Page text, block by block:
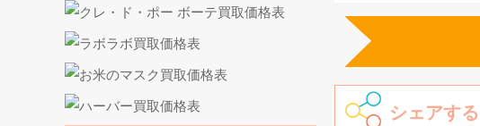
シェアする